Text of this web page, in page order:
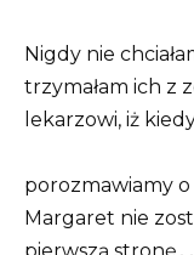
Nigdy nie
trzymałam ich z
lekarzowi, iż
porozmawiamy
Margaret nie